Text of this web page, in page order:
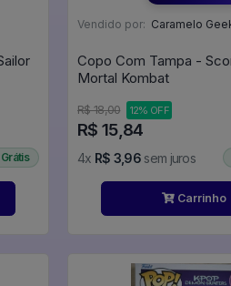
Vendido por: Caramelo
Copo Com Tampa -
Mortal Kombat
R$ 18,00 12% OFF
R$ 15,84
4x R$ 3,96 sem juros
Carrinho